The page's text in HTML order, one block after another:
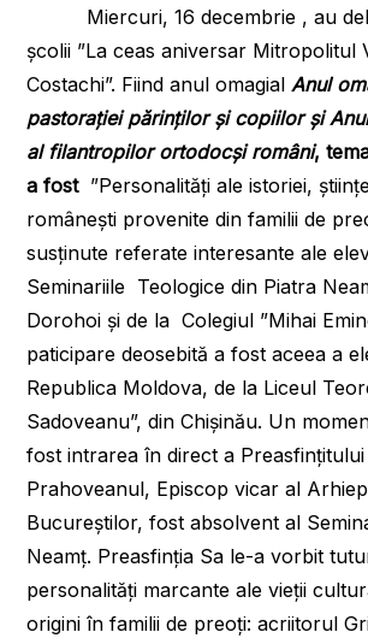
Miercuri, 16 decembrie , au
școlii ”La ceas aniversar Mitropolitul
Costachi”. Fiind anul omagial Anul
pastorației părinților și copiilor și
al filantropilor ortodocși români,
a fost ”Personalități ale istoriei,
românești provenite din familii de
susținute referate interesante ale
Seminariile Teologice din Piatra
Dorohoi și de la Colegiul ”Mihai
paticipare deosebită a fost aceea a
Republica Moldova, de la Liceul
Sadoveanu”, din Chișinău. Un
fost intrarea în direct a
Prahoveanul, Episcop vicar al
Bucureștilor, fost absolvent al
Neamț. Preasfinția Sa le-a vorbit
personalități marcante ale vieții
origini în familii de preoți: acriitorul